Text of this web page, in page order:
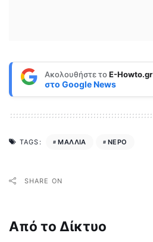
Ακολουθήστε τοE-Howto.gr
στο Google News
TAGS: ΜΑΛΛΙΑ ΝΕΡΟ
SHARE ON
Από το Δίκτυο